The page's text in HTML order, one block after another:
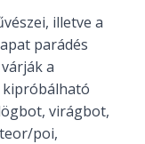
illetve a
parádés
a
kipróbálható
virágbot,
poi,